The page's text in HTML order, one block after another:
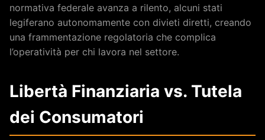
normativa federale avanza a rilento, alcuni stati
legiferano autonomamente con divieti diretti, creando
una frammentazione regolatoria che complica
l’operatività per chi lavora nel settore.
Libertà Finanziaria vs. Tutela
dei Consumatori